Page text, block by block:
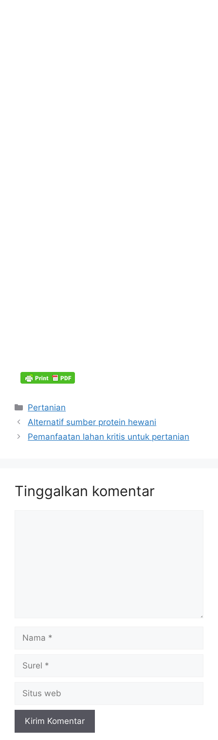
Kategori
Pertanian
Alternatif sumber protein hewani
Pemanfaatan lahan kritis untuk pertanian
Tinggalkan komentar
web